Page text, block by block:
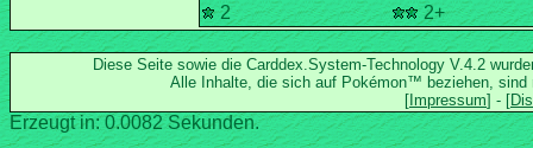
2 2+
Diese Seite sowie die Carddex.System-Technology V.4.2
Alle Inhalte, die sich auf Pokémon™ beziehen, sind
Erzeugt in: 0.0082 Sekunden.